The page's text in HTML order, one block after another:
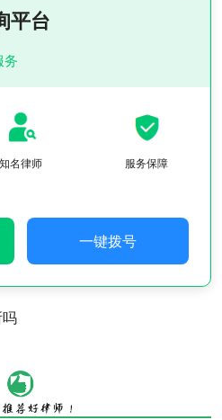
平台
务
知名律师 服务保障
一键拨号